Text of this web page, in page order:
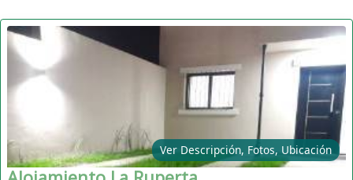
Ver Descripción, Fotos, Ubicación